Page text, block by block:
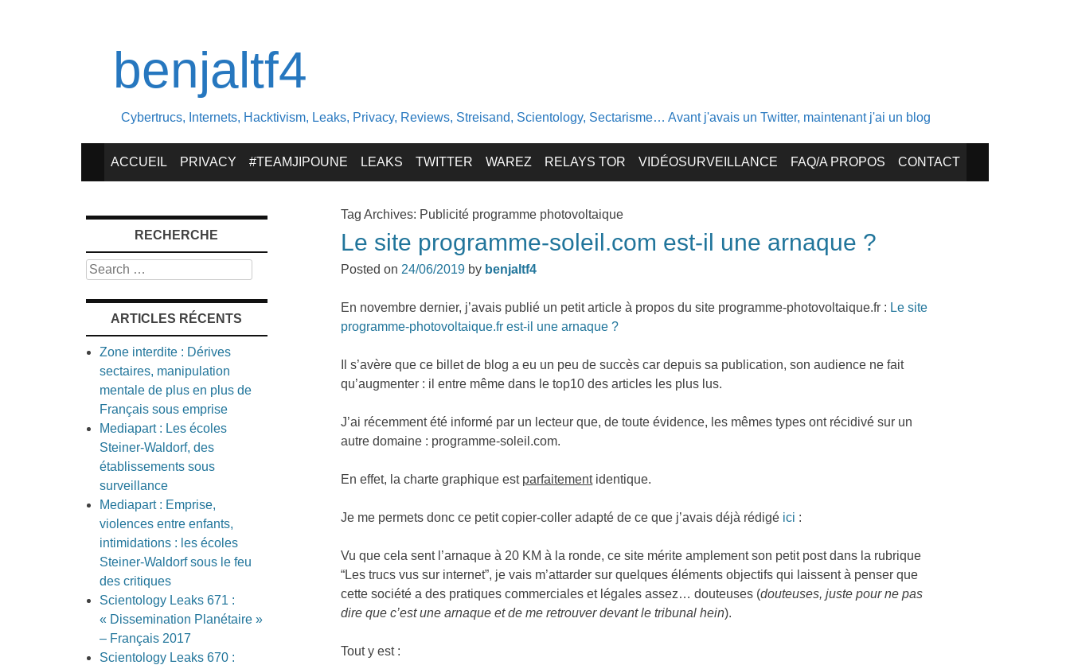
benjaltf4
Cybertrucs, Internets, Hacktivism, Leaks, Privacy, Reviews, Streisand, Scientology, Sectarisme… Avant j'avais un Twitter, maintenant j'ai un blog
SKIP
CONTENT
ACCUEIL PRIVACY #TEAMJIPOUNE LEAKS TWITTER WAREZ RELAYS TOR VIDÉOSURVEILLANCE FAQ/A PROPOS CONTACT
Tag Archives: Publicité programme photovoltaique
Le site programme-soleil.com est-il une arnaque ?
Posted on 24/06/2019 by benjaltf4
En novembre dernier, j’avais publié un petit article à propos du site programme-photovoltaique.fr : Le site
programme-photovoltaique.fr est-il une arnaque ?
Il s’avère que ce billet de blog a eu un peu de succès car depuis sa publication, son audience ne fait
qu’augmenter : il entre même dans le top10 des articles les plus lus.
J’ai récemment été informé par un lecteur que, de toute évidence, les mêmes types ont récidivé sur un
autre domaine : programme-soleil.com.
En effet, la charte graphique est parfaitementidentique.
Je me permets donc ce petit copier-coller adapté de ce que j’avais déjà rédigé ici :
Vu que cela sent l’arnaque à 20 KM à la ronde, ce site mérite amplement son petit post dans la rubrique
“Les trucs vus sur internet”, je vais m’attarder sur quelques éléments objectifs qui laissent à penser que
cette société a des pratiques commerciales et légales assez… douteuses (douteuses, juste pour ne pas
dire que c’est une arnaque et de me retrouver devant le tribunal hein).
Tout y est :
RECHERCHE
Search
ARTICLES RÉCENTS
Zone interdite : Dérives
sectaires, manipulation
mentale de plus en plus de
Français sous emprise
Mediapart : Les écoles
Steiner-Waldorf, des
établissements sous
surveillance
Mediapart : Emprise,
violences entre enfants,
intimidations : les écoles
Steiner-Waldorf sous le feu
des critiques
Scientology Leaks 671 :
« Dissemination Planétaire »
– Français 2017
Scientology Leaks 670 :